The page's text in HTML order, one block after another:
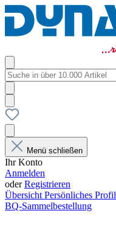
Menü schließen
Ihr Konto
Anmelden
oderRegistrieren
Übersicht Persönliches Profil
BQ-Sammelbestellung